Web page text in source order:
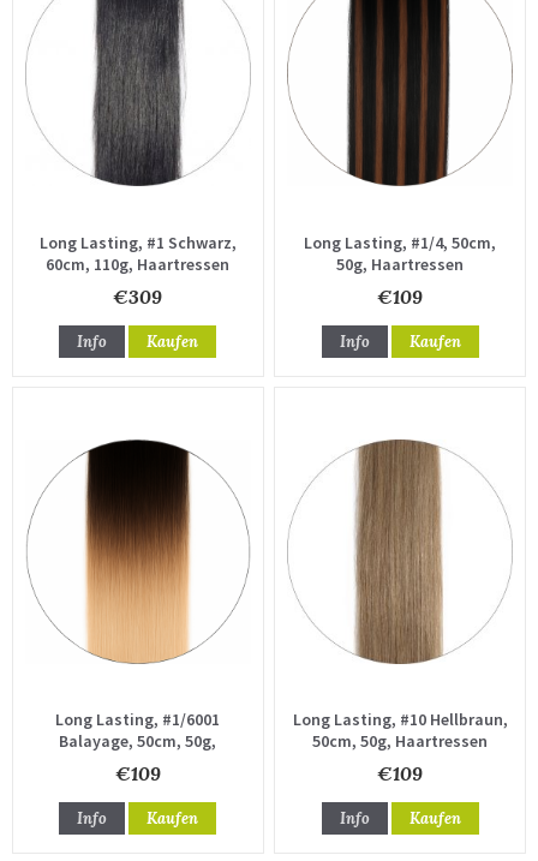
Long Lasting, #1 Schwarz,
60cm, 110g, Haartressen
€309
Info Kaufen
Long Lasting, #1/4, 50cm,
50g, Haartressen
€109
Info Kaufen
Long Lasting, #1/6001
Balayage, 50cm, 50g,
Haartressen
€109
Info Kaufen
Long Lasting, #10 Hellbraun,
50cm, 50g, Haartressen
€109
Info Kaufen